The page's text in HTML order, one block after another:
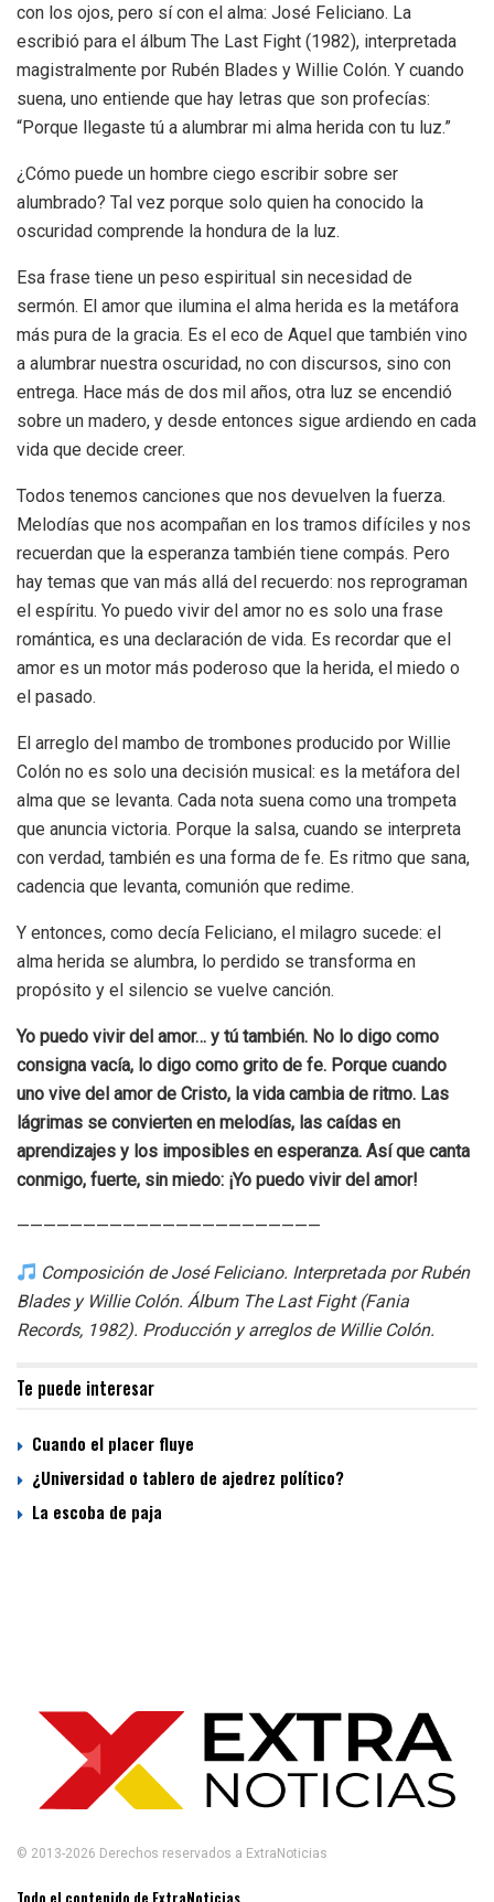
con los ojos, pero sí con el alma: José Feliciano. La
escribió para el álbum The Last Fight (1982), interpretada
magistralmente por Rubén Blades y Willie Colón. Y cuando
suena, uno entiende que hay letras que son profecías:
“Porque llegaste tú a alumbrar mi alma herida con tu luz.”
¿Cómo puede un hombre ciego escribir sobre ser
alumbrado? Tal vez porque solo quien ha conocido la
oscuridad comprende la hondura de la luz.
Esa frase tiene un peso espiritual sin necesidad de
sermón. El amor que ilumina el alma herida es la metáfora
más pura de la gracia. Es el eco de Aquel que también vino
a alumbrar nuestra oscuridad, no con discursos, sino con
entrega. Hace más de dos mil años, otra luz se encendió
sobre un madero, y desde entonces sigue ardiendo en cada
vida que decide creer.
Todos tenemos canciones que nos devuelven la fuerza.
Melodías que nos acompañan en los tramos difíciles y nos
recuerdan que la esperanza también tiene compás. Pero
hay temas que van más allá del recuerdo: nos reprograman
el espíritu. Yo puedo vivir del amor no es solo una frase
romántica, es una declaración de vida. Es recordar que el
amor es un motor más poderoso que la herida, el miedo o
el pasado.
El arreglo del mambo de trombones producido por Willie
Colón no es solo una decisión musical: es la metáfora del
alma que se levanta. Cada nota suena como una trompeta
que anuncia victoria. Porque la salsa, cuando se interpreta
con verdad, también es una forma de fe. Es ritmo que sana,
cadencia que levanta, comunión que redime.
Y entonces, como decía Feliciano, el milagro sucede: el
alma herida se alumbra, lo perdido se transforma en
propósito y el silencio se vuelve canción.
Yo puedo vivir del amor… y tú también. No lo digo como
consigna vacía, lo digo como grito de fe. Porque cuando
uno vive del amor de Cristo, la vida cambia de ritmo. Las
lágrimas se convierten en melodías, las caídas en
aprendizajes y los imposibles en esperanza. Así que canta
conmigo, fuerte, sin miedo: ¡Yo puedo vivir del amor!
———————————————————————
Composición de José Feliciano. Interpretada por Rubén
Blades y Willie Colón. Álbum The Last Fight (Fania
Records, 1982). Producción y arreglos de Willie Colón.
Te puede interesar
Cuando el placer fluye
¿Universidad o tablero de ajedrez político?
La escoba de paja
© 2013-2026 Derechos reservados a ExtraNoticias
Todo el contenido de ExtraNoticias